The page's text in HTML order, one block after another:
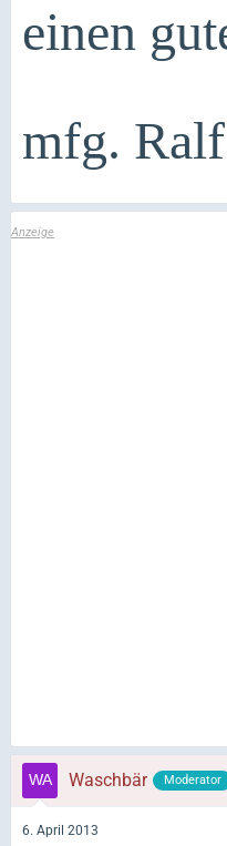
einen
mfg. Ralf
Waschbär Moderator
6. April 2013